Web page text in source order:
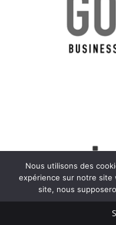
Nous utilisons des
expérience sur notre site
site, nous